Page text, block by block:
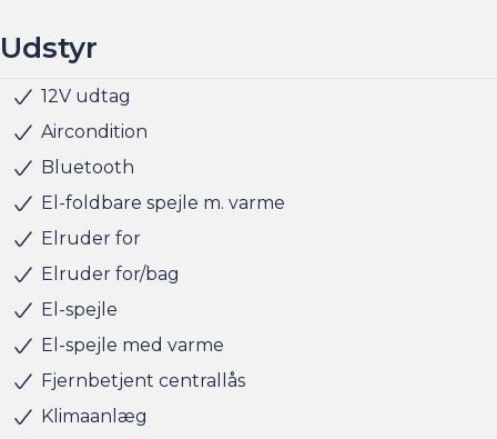
am.dk - så er bilen gjort klar, når du kommer, og der er
sat tid af med en salgskonsulent til at snakke om
Har du behov for et billån, så kan vi hjælpe med
finansiering til markedets bedste priser og vilkår, og vi
tager naturligvis også gerne din nuværende bil i bytte,
hvis du har behov for at få afsat den.
Salgsafdelingen åbningstider:
Man-Fre kl. 10.00 - 17.00
Lørdag kl. 11.00 - 15.00
Søndag kl. 10.00 - 15.00
Udstyr
12V udtag
Aircondition
Bluetooth
El-foldbare spejle m. varme
Elruder for
Elruder for/bag
El-spejle
El-spejle med varme
Fjernbetjent centrallås
Klimaanlæg
Udvendig temperaturmåler
Armlæn
Højdejusterbart førersæde
Justerbart rat
Kopholder
Multijusterbart rat
Stofindtræk
ABS
Airbag
Alarm
Antispin
Dæktrykssensor
Selealarm